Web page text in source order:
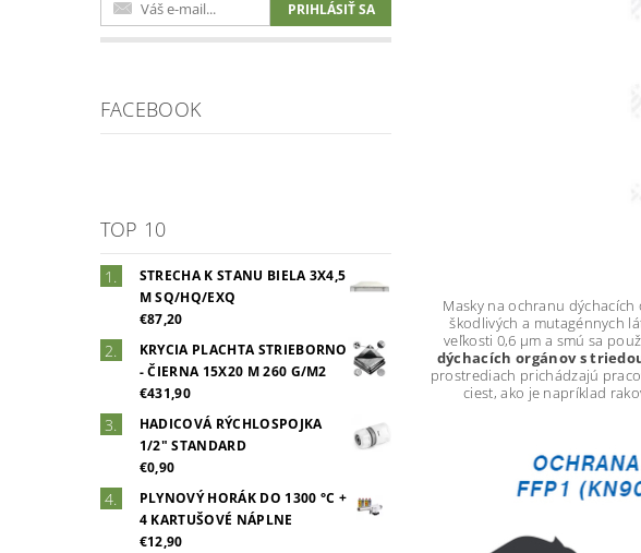
FACEBOOK
TOP 10
STRECHA K STANU BIELA 3X4,5
M SQ/HQ/EXQ
€87,20
KRYCIA PLACHTA STRIEBORNO
- ČIERNA 15X20 M 260 G/M2
€431,90
HADICOVÁ RÝCHLOSPOJKA
1/2" STANDARD
€0,90
PLYNOVÝ HORÁK DO 1300 °C +
4 KARTUŠOVÉ NÁPLNE
€12,90
Masky na ochranu
škodlivých a mutagénnych
veľkosti 0,6 μm a smú sa
dýchacích orgánov s
prostrediach prichádzajú
ciest, ako je napríklad